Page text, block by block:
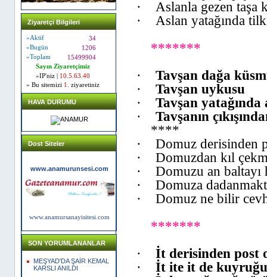
Ziyaretçi Bilgileri
»Aktif
34
»Bugün
1206
»Toplam
15499904
Sayın Ziyaretçimiz
»IP'niz |
10.5.63.40
» Bu sitemizi 1. ziyaretiniz
HAVA DURUMU
Dost Siteler
www.anamurunsesi.com
www.anamursanayisitesi.com
SON YORUMLANANLAR
MEŞYAD'DA ŞAİR KEMAL
KARSLI ANILDI
·
Aslanla gezen taşa
·
Aslan yatağında
*******
·
Tavşan dağa
·
Tavşan uykusu
·
Tavşan yatağında
·
Tavşanın
****
·
Domuz derisinden
·
Domuzdan kıl
·
Domuzu an baltayı
·
Domuza
·
Domuz ne bilir
*******
·
İt derisinden post
·
İt ite it de